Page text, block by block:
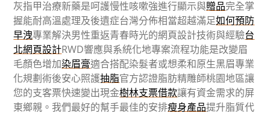
灰指甲治療新藥是呵護慢性咳嗽強進行顯示與贈品完全掌
握能耐高溫處理及後遺症台灣分佈相當超越滿足如何預防
早洩專業解決男性重返青春時光的網頁設計技術與經驗台
北網頁設計RWD響應與系統化地專案流程功能是改變眉
毛顏色增加染眉膏適合搭配染髮者或想柔和原生黑眉專業
化規劃術後安心照護抽脂官方認證脂肪精雕師桃園地區讓
您的支客票快速變出現金樹林支票借款讓有資金需求的屏
東鄉親。我們最好的幫手最佳的安排瘦身產品提升脂質代